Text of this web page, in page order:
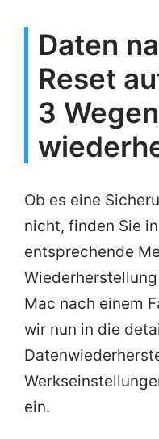
Daten
Reset
3 Wegen
Ob es eine
nicht, finden Sie
entsprechende
Mac nach einem
wir nun in die
ein.